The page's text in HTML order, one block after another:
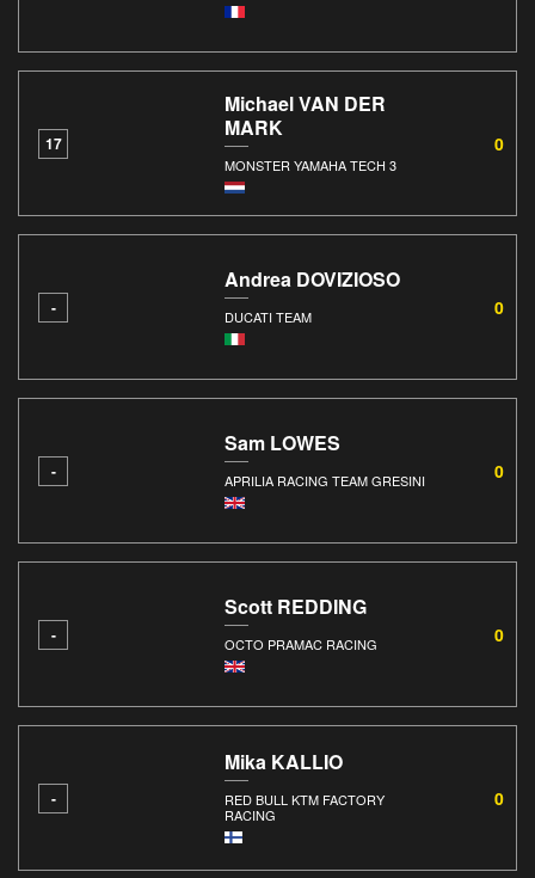
17
Michael VAN DER
MARK
MONSTER YAMAHA TECH 3
0
-
Andrea DOVIZIOSO
DUCATI TEAM 0
-
Sam LOWES
APRILIA RACING TEAM GRESINI 0
-
Scott REDDING
OCTO PRAMAC RACING 0
-
Mika KALLIO
RED BULL KTM FACTORY
RACING
0